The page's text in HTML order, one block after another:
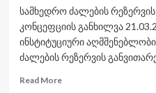
წლის
სამხედრო
გარდაიცვალა
სამხედრო ძალების
კონცეფციის განხილვა
ინსტიტუციური
ძალების რეზერვის
Read MoreRead